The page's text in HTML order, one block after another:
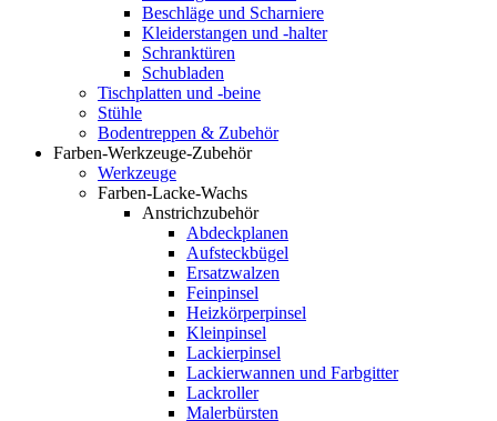
Beschläge und Scharniere
Kleiderstangen und -halter
Schranktüren
Schubladen
Tischplatten und -beine
Stühle
Bodentreppen & Zubehör
Farben-Werkzeuge-Zubehör
Werkzeuge
Farben-Lacke-Wachs
Anstrichzubehör
Abdeckplanen
Aufsteckbügel
Ersatzwalzen
Feinpinsel
Heizkörperpinsel
Kleinpinsel
Lackierpinsel
Lackierwannen und Farbgitter
Lackroller
Malerbürsten